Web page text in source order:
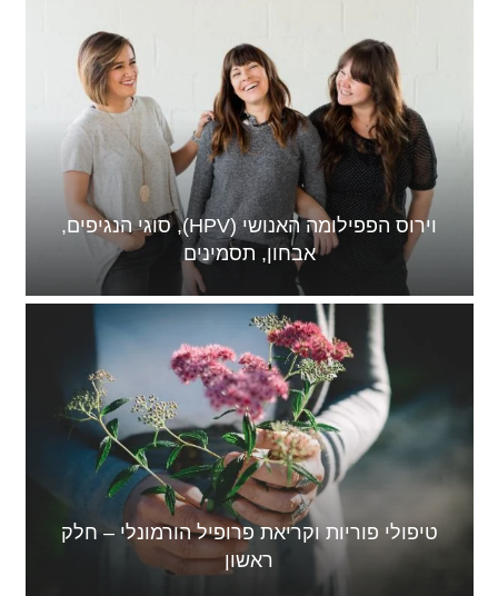
וירוס הפפילומה האנושי (HPV), סוגי הנגיפים,
אבחון, תסמינים
טיפולי פוריות וקריאת פרופיל הורמונלי – חלק
ראשון